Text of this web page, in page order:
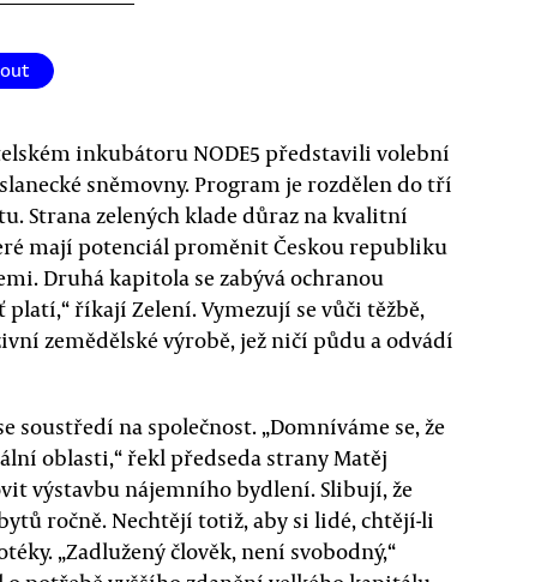
inkubátoru NODE5 představili volební
sněmovny. Program je rozdělen do tří
Strana zelených klade důraz na kvalitní
mají potenciál proměnit Českou republiku
Druhá kapitola se zabývá ochranou
říkají Zelení. Vymezují se vůči těžbě,
zemědělské výrobě, jež ničí půdu a odvádí
soustředí na společnost. „Domníváme se, že
oblasti,“ řekl předseda strany Matěj
výstavbu nájemního bydlení. Slibují, že
ročně. Nechtějí totiž, aby si lidé, chtějí-li
„Zadlužený člověk, není svobodný,“